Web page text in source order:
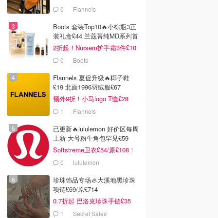
0 Flannels
Boots 套装Top10🔥小棕瓶3正
装礼盒£44 兰蔻菁纯MD系列首
折
2折起！Nursem护手霜3件£10
0 Boots
Flannels 夏促升级🔥椰子鞋
£19 北面1996羽绒服£67
额外9折！小马logo T恤£28
1 Flannels
已更新🔥lululemon 好价区每周
上新 大号粉牛角包罕见£59
Softstreme卫衣£54/原£108！
0 lululemon
珍珠饰品专场🦪大溪地黑珍珠
项链£69/原£714
0.7折起 巴洛克珍珠手链£35
1 Secret Sales